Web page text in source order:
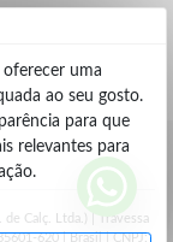
uma
ao seu gosto.
para que
relevantes para
Calç. Ltda.) | Travessa
620 | Brasil | CNPJ: